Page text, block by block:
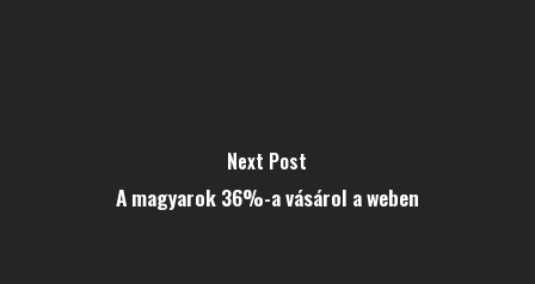
Next Post
A magyarok 36%-a vásárol a weben